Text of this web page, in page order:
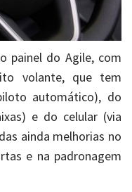
painel do Agile, com
volante, que tem
automático), do
e do celular (via
ainda melhorias no
e na padronagem